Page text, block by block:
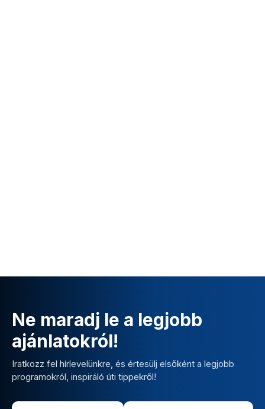
Ne maradj le a legjobb
ajánlatokról!
Iratkozz fel hírlevelünkre, és értesülj elsőként a legjobb
programokról, inspiráló úti tippekről!